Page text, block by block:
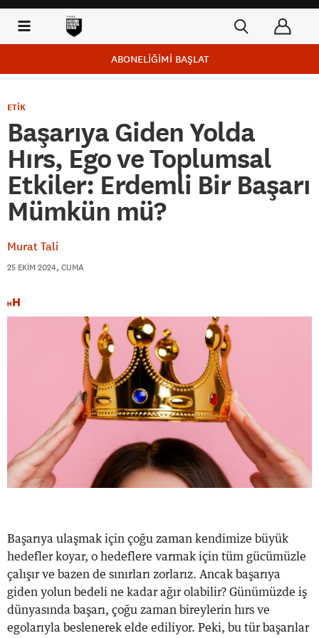
ABONELİĞİMİ BAŞLAT
ETİK
Başarıya Giden Yolda
Hırs, Ego ve Toplumsal
Etkiler: Erdemli Bir Başarı
Mümkün mü?
Murat Tali
25 EKIM 2024, CUMA
Başarıya ulaşmak için çoğu zaman kendimize büyük
hedefler koyar, o hedeflere varmak için tüm gücümüzle
çalışır ve bazen de sınırları zorlarız. Ancak başarıya
giden yolun bedeli ne kadar ağır olabilir? Günümüzde iş
dünyasında başarı, çoğu zaman bireylerin hırs ve
egolarıyla beslenerek elde ediliyor. Peki, bu tür başarılar